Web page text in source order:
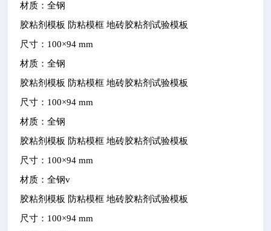
材质：全钢
胶粘剂模板 防粘模框 地砖胶粘剂试验模板
尺寸： 100×94 mm
材质：全钢
胶粘剂模板 防粘模框 地砖胶粘剂试验模板
尺寸： 100×94 mm
材质：全钢
胶粘剂模板 防粘模框 地砖胶粘剂试验模板
尺寸： 100×94 mm
材质：全钢v
胶粘剂模板 防粘模框 地砖胶粘剂试验模板
尺寸： 100×94 mm